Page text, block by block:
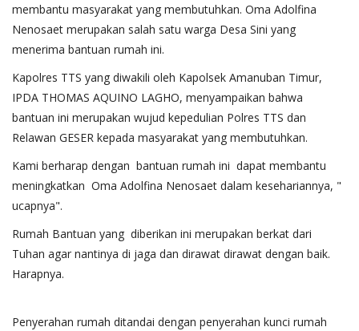
membantu masyarakat yang membutuhkan. Oma Adolfina
Nenosaet merupakan salah satu warga Desa Sini yang
menerima bantuan rumah ini.
Kapolres TTS yang diwakili oleh Kapolsek Amanuban Timur,
IPDA THOMAS AQUINO LAGHO, menyampaikan bahwa
bantuan ini merupakan wujud kepedulian Polres TTS dan
Relawan GESER kepada masyarakat yang membutuhkan.
Kami berharap dengan bantuan rumah ini dapat membantu
meningkatkan Oma Adolfina Nenosaet dalam kesehariannya, "
ucapnya".
Rumah Bantuan yang diberikan ini merupakan berkat dari
Tuhan agar nantinya di jaga dan dirawat dirawat dengan baik.
Harapnya.
Penyerahan rumah ditandai dengan penyerahan kunci rumah